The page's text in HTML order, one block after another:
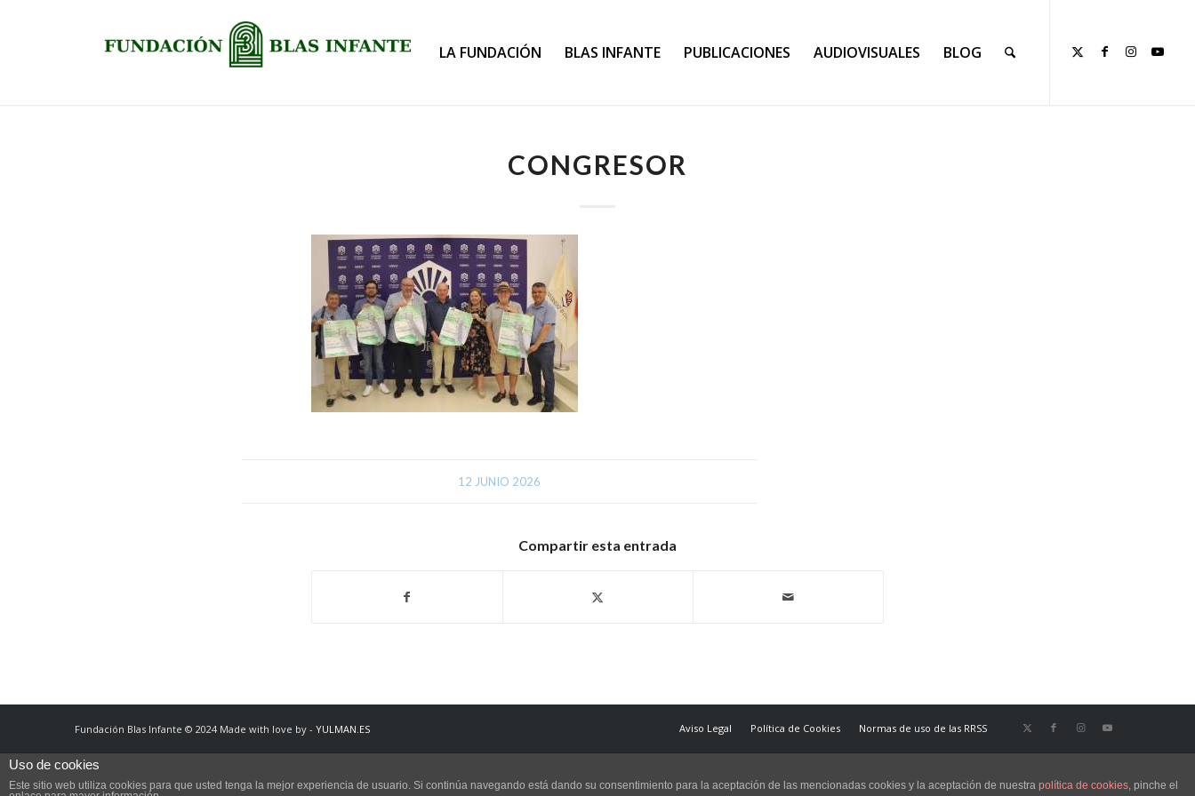
LA FUNDACIÓN BLAS INFANTE PUBLICACIONES AUDIOVISUALES BLOG
CONGRESOR
12 JUNIO 2026
Compartir esta entrada
Fundación Blas Infante © 2024 Made with love by - YULMAN.ES Aviso Legal Política de Cookies Normas de uso de las RRSS
Uso de cookies
Este sitio web utiliza cookies para que usted tenga la mejor experiencia de usuario. Si continúa navegando está dando su consentimiento para la aceptación de las mencionadas cookies y la aceptación de nuestra política de cookies, pinche el